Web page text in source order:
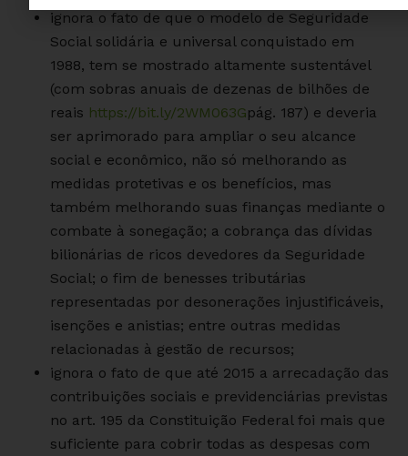
ignora o fato de que o modelo de Seguridade
Social solidária e universal conquistado em
1988, tem se mostrado altamente sustentável
(com sobras anuais de dezenas de bilhões de
reais https://bit.ly/2WM063Gpág. 187) e deveria
ser aprimorado para ampliar o seu alcance
social e econômico, não só melhorando as
medidas protetivas e os benefícios, mas
também melhorando suas finanças mediante o
combate à sonegação; a cobrança das dívidas
bilionárias de ricos devedores da Seguridade
Social; o fim de benesses tributárias
representadas por desonerações injustificáveis,
isenções e anistias; entre outras medidas
relacionadas à gestão de recursos;
ignora o fato de que até 2015 a arrecadação das
contribuições sociais e previdenciárias previstas
no art. 195 da Constituição Federal foi mais que
suficiente para cobrir todas as despesas com